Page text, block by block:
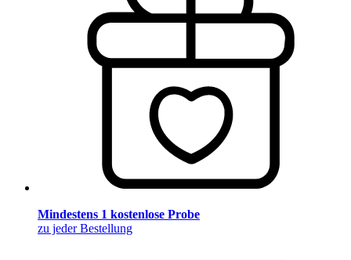
Mindestens 1 kostenlose Probe
zu jeder Bestellung